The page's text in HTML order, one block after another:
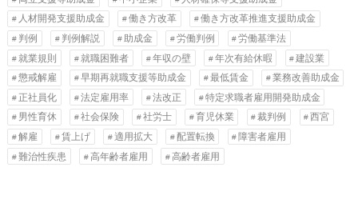
人材開発支援助成金
働き方改革
働き方改革推進支援助成金
判例
判例解説 助成金 労働判例
労働基準法
就業規則
就職困難者 年収の壁 年次有給休暇
建設業
懲戒解雇
早期再就職支援等助成金 最低賃金
業務改善助成金
正社員化
法定雇用率 法改正
特定求職者雇用開発助成金
男性育休
社会保険 社労士 育児休業 裁判例
西宮
解雇
賃上げ 適用拡大 配置転換
障害者雇用
難治性疾患
高年齢者雇用 高齢者雇用